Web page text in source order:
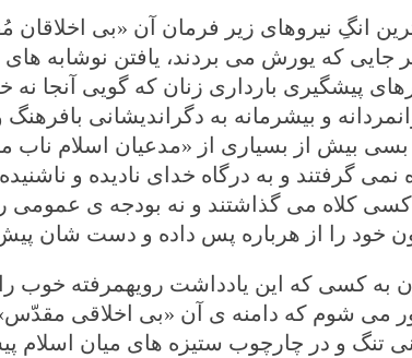
انگِ نیروهای زیر فرمان آن «بی
جایی که یورش می بردند، یافتن نوشابه
پیشگیری بارداری زنان که گویی آنجا
و بیشرمانه به دگراندیشانی
بیش از بسیاری از «مدعیان اسلام ناب
نمی گرفتند و به درگاه خدای نادیده و
کلاه می گذاشتند و نه بودجه ی عمومی
خود را از هرباره پس داده و دست شان
به کسی که این یادداشت رویهمرفته خوب
می شوم که دامنه ی آن «بی‌ اخلاقی‌
تنگ و در چارچوب ستیزه های میان اسلام